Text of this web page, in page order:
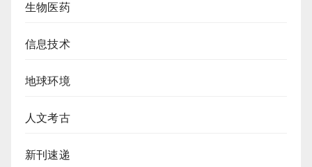
生物医药
信息技术
地球环境
人文考古
新刊速递